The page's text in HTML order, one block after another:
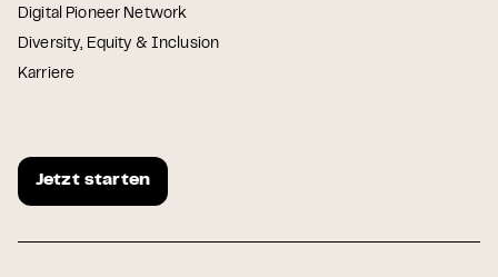
Digital Pioneer Network
Diversity, Equity & Inclusion
Karriere
Jetzt starten